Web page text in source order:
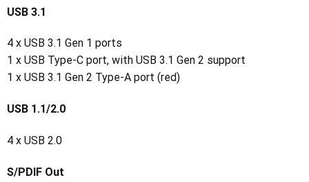
USB 3.1
4 x USB 3.1 Gen 1 ports
1 x USB Type-C port, with USB 3.1 Gen 2 support
1 x USB 3.1 Gen 2 Type-A port (red)
USB 1.1/2.0
4 x USB 2.0
S/PDIF Out